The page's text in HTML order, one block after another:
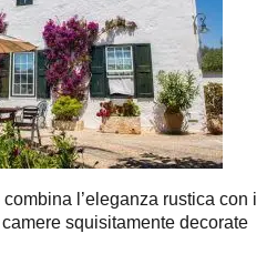
l’eleganza rustica con i
squisitamente decorate